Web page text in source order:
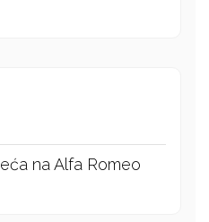
na Alfa Romeo